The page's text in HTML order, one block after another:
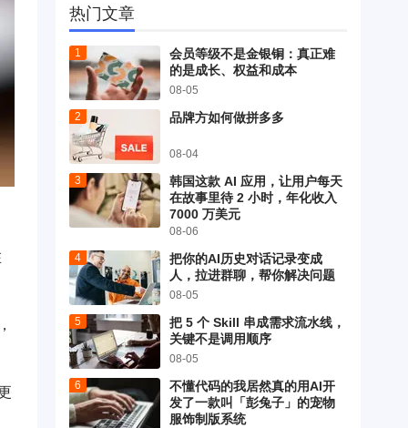
热门文章
会员等级不是金银铜：真正难
的是成长、权益和成本
08-05
品牌方如何做拼多多
08-04
韩国这款 AI 应用，让用户每天
在故事里待 2 小时，年化收入
7000 万美元
08-06
把你的AI历史对话记录变成
人，拉进群聊，帮你解决问题
08-05
把 5 个 Skill 串成需求流水线，
关键不是调用顺序
08-05
不懂代码的我居然真的用AI开
发了一款叫「彭兔子」的宠物
服饰制版系统